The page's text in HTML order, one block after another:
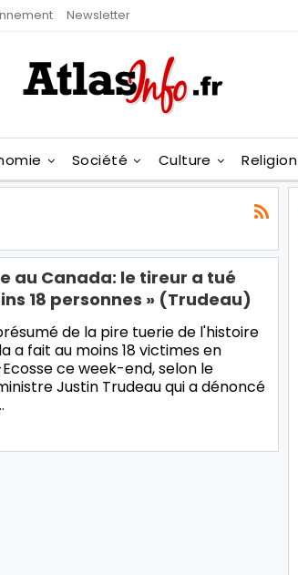
Newsletter
Société Culture Religion
au Canada: le tireur a tué
18 personnes » (Trudeau)
de la pire tuerie de l'histoire
a fait au moins 18 victimes en
ce week-end, selon le
Justin Trudeau qui a dénoncé